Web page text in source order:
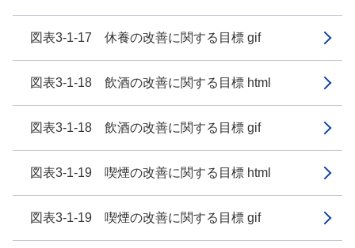
図表3-1-17 休養の改善に関する目標 gif
図表3-1-18 飲酒の改善に関する目標 html
図表3-1-18 飲酒の改善に関する目標 gif
図表3-1-19 喫煙の改善に関する目標 html
図表3-1-19 喫煙の改善に関する目標 gif